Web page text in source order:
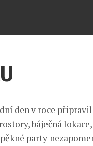
den v roce
báječná
party